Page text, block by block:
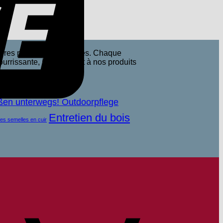
premières naturelles. Chaque
ils confèrent à nos produits
unterwegs! Outdoorpflege
semelles en cuir Entretien du bois